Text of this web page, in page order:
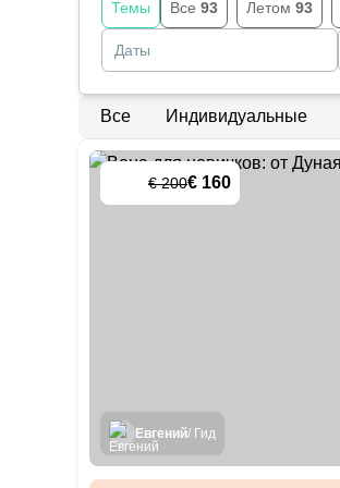
Темы Все 93 Летом 93
Даты
Все Индивидуальные
€ 200€ 160
Евгений/ Гид